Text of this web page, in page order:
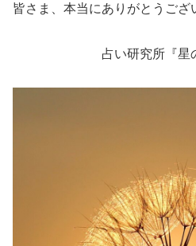
皆さま、本当にありがとうござ
占い研究所『星の遊